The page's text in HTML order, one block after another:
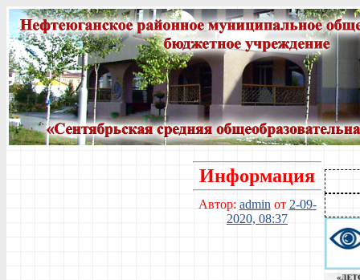
Информация
Автор: admin от 2-09-
2020, 08:37